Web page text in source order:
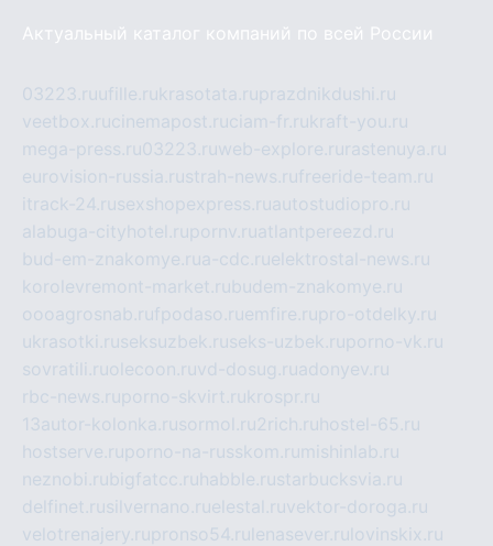
Актуальный каталог компаний по всей России
03223.ruufille.rukrasotata.ruprazdnikdushi.ru
veetbox.rucinemapost.ruciam-fr.rukraft-you.ru
mega-press.ru03223.ruweb-explore.ru rastenuya.ru
eurovision-russia.rustrah-news.rufreeride-team.ru
itrack-24.rusexshopexpress.ruautostudiopro.ru
alabuga-cityhotel.rupornv.ruatlantpereezd.ru
bud-em-znakomye.rua-cdc.ruelektrostal-news.ru
korolevremont-market.rubudem-znakomye.ru
oooagrosnab.rufpodaso.ruemfire.rupro-otdelky.ru
ukrasotki.ruseksuzbek.ruseks-uzbek.ruporno-vk.ru
sovratili.ruolecoon.ruvd-dosug.ruadonyev.ru
rbc-news.ruporno-skvirt.rukrospr.ru
13autor-kolonka.rusormol.ru2rich.ru hostel-65.ru
hostserve.ruporno-na-russkom.ru mishinlab.ru
neznobi.rubigfatcc.ru habble.rustarbucksvia.ru
delfinet.rusilvernano.ruelestal.ruvektor-doroga.ru
velotrenajery.rupronso54.ru lenasever.ru lovinskix.ru